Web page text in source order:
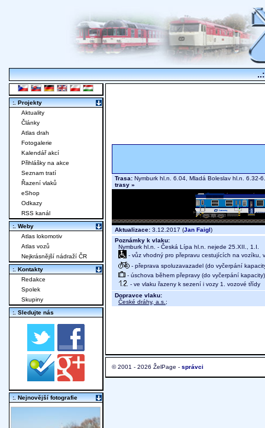
Trasa: Nymburk hl.n. 6.04, Mladá Boleslav hl.n.
trasy »
Aktualizace: 3.12.2017 (Jan Faigl)
Poznámky k vlaku:
Nymburk hl.n. - Česká Lípa hl.n. nejede 25.XII., 1.I.
- vůz vhodný pro přepravu cestujících na vozíku,
- přeprava spoluzavazadel (do vyčerpání
- úschova během přepravy (do vyčerpání kapacity)
- ve vlaku řazeny k sezení i vozy 1. vozové třídy
Dopravce vlaku:
České dráhy, a.s. ;
© 2001 - 2026 ŽelPage - správci
:. Projekty
Aktuality
Články
Atlas drah
Fotogalerie
Kalendář akcí
Přihlášky na akce
Seznam tratí
Řazení vlaků
eShop
Odkazy
RSS kanál
:. Weby
Atlas lokomotiv
Atlas vozů
Nejkrásnější nádraží ČR
:. Kontakty
Redakce
Spolek
Skupiny
:. Sledujte nás
:. Nejnovější fotografie